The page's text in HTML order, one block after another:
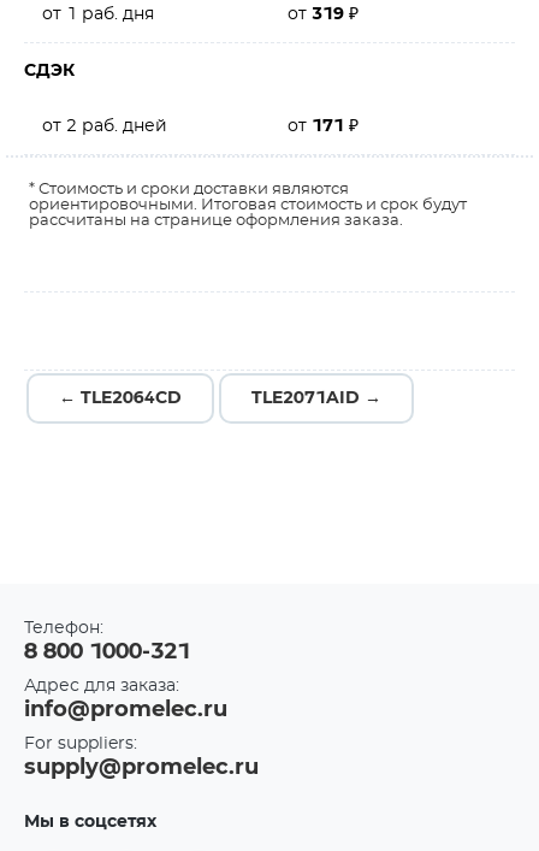
от 1 раб. дня от 319 ₽
СДЭК
от 2 раб. дней от 171 ₽
* Стоимость и сроки доставки являются
ориентировочными. Итоговая стоимость и срок будут
рассчитаны на странице оформления заказа.
← TLE2064CD TLE2071AID →
Телефон:
8 800 1000-321
Адрес для заказа:
info@promelec.ru
For suppliers:
supply@promelec.ru
Мы в соцсетях